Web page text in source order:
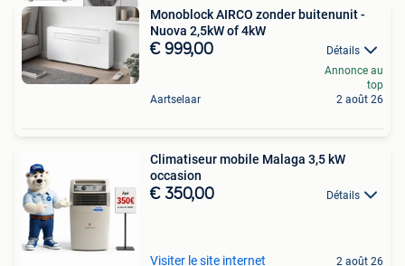
Monoblock AIRCO zonder buitenunit -
Nuova 2,5kW of 4kW
€ 999,00 Détails
Aartselaar
Annonce au
top
2 août 26
Climatiseur mobile Malaga 3,5 kW
occasion
€ 350,00 Détails
Visiter le site internet 2 août 26